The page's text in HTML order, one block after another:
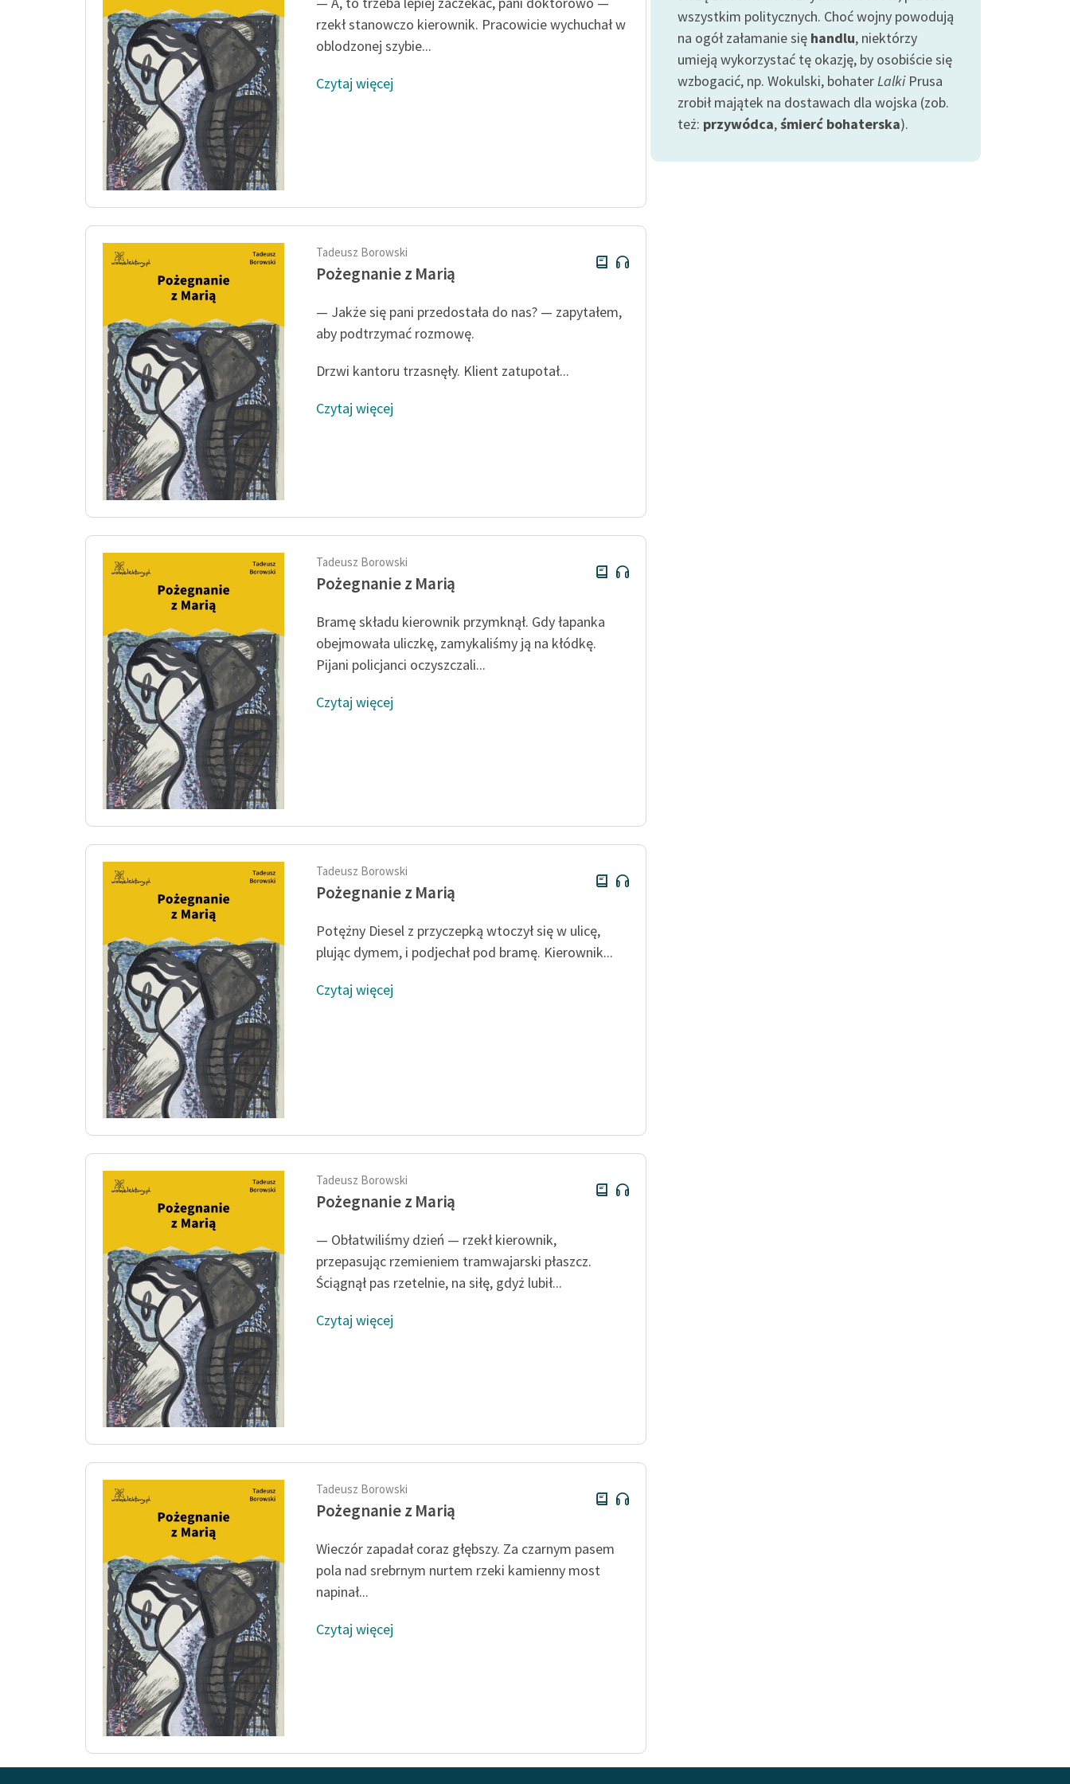
oraz Starego Testamentu
rzekł stanowczo kierownik. Pracowicie wychuchał w
oblodzonej szybie...
Czytaj więcej
Tadeusz Borowski
Pożegnanie z Marią
— Jakże się pani przedostała do nas? — zapytałem,
aby podtrzymać rozmowę.
Drzwi kantoru trzasnęły. Klient zatupotał...
Czytaj więcej
Tadeusz Borowski
Pożegnanie z Marią
Bramę składu kierownik przymknął. Gdy łapanka
obejmowała uliczkę, zamykaliśmy ją na kłódkę.
Pijani policjanci oczyszczali...
Czytaj więcej
Tadeusz Borowski
Pożegnanie z Marią
Potężny Diesel z przyczepką wtoczył się w ulicę,
plując dymem, i podjechał pod bramę. Kierownik...
Czytaj więcej
Tadeusz Borowski
Pożegnanie z Marią
— Obłatwiliśmy dzień — rzekł kierownik,
przepasując rzemieniem tramwajarski płaszcz.
Ściągnął pas rzetelnie, na siłę, gdyż lubił...
Czytaj więcej
Tadeusz Borowski
Pożegnanie z Marią
Wieczór zapadał coraz głębszy. Za czarnym pasem
pola nad srebrnym nurtem rzeki kamienny most
napinał...
Czytaj więcej
wszystkim politycznych. Choć wojny powodują
na ogół załamanie się handlu, niektórzy
umieją wykorzystać tę okazję, by osobiście się
wzbogacić, np. Wokulski, bohaterLalkiPrusa
zrobił majątek na dostawach dla wojska (zob.
też: przywódca,śmierć bohaterska).